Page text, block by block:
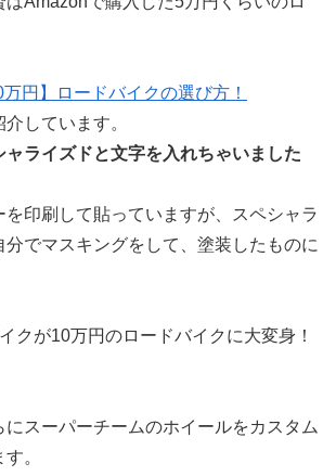
万円】ロードバイクの選び方！
しています。
ャライズドと文字を入れちゃいました
を印刷して貼っていますが、スペシャラ
分でマスキングをして、塗装したものに
クが10万円のロードバイクに大変身！
スーパーチームのホイールをカスタム
。